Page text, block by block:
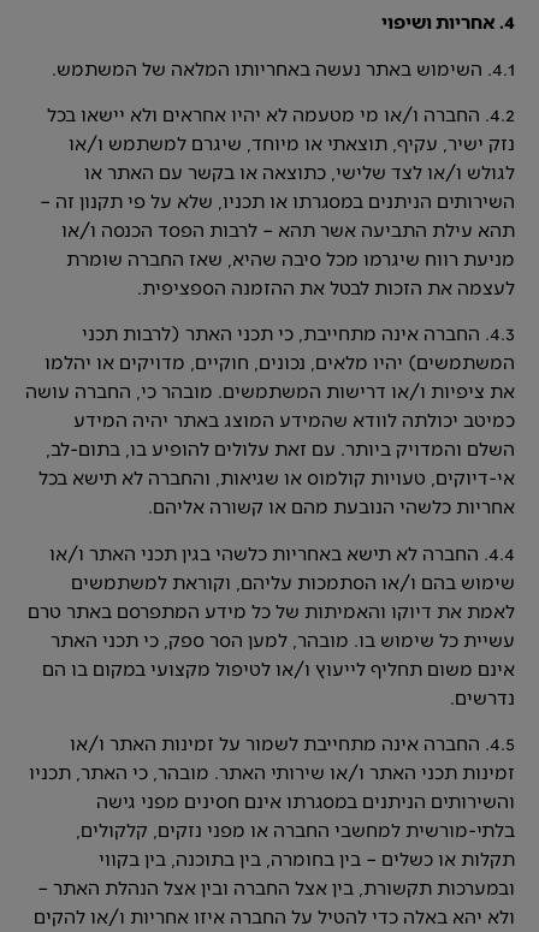
4. אחריות ושיפוי
4.1. השימוש באתר נעשה באחריותו המלאה של המשתמש.
4.2. החברה ו/או מי מטעמה לא יהיו אחראים ולא יישאו בכל
נזק ישיר, עקיף, תוצאתי או מיוחד, שיגרם למשתמש ו/או
לגולש ו/או לצד שלישי, כתוצאה או בקשר עם האתר או
השירותים הניתנים במסגרתו או תכניו, שלא על פי תקנון זה –
תהא עילת התביעה אשר תהא – לרבות הפסד הכנסה ו/או
מניעת רווח שיגרמו מכל סיבה שהיא, שאז החברה שומרת
לעצמה את הזכות לבטל את ההזמנה הספציפית.
4.3. החברה אינה מתחייבת, כי תכני האתר (לרבות תכני
המשתמשים) יהיו מלאים, נכונים, חוקיים, מדויקים או יהלמו
את ציפיות ו/או דרישות המשתמשים. מובהר כי, החברה עושה
כמיטב יכולתה לוודא שהמידע המוצג באתר יהיה המידע
השלם והמדויק ביותר. עם זאת עלולים להופיע בו, בתום-לב,
אי-דיוקים, טעויות קולמוס או שגיאות, והחברה לא תישא בכל
אחריות כלשהי הנובעת מהם או קשורה אליהם.
4.4. החברה לא תישא באחריות כלשהי בגין תכני האתר ו/או
שימוש בהם ו/או הסתמכות עליהם, וקוראת למשתמשים
לאמת את דיוקו והאמיתות של כל מידע המתפרסם באתר טרם
עשיית כל שימוש בו. מובהר, למען הסר ספק, כי תכני האתר
אינם משום תחליף לייעוץ ו/או לטיפול מקצועי במקום בו הם
נדרשים.
4.5. החברה אינה מתחייבת לשמור על זמינות האתר ו/או
זמינות תכני האתר ו/או שירותי האתר. מובהר, כי האתר, תכניו
והשירותים הניתנים במסגרתו אינם חסינים מפני גישה
בלתי-מורשית למחשבי החברה או מפני נזקים, קלקולים,
תקלות או כשלים – בין בחומרה, בין בתוכנה, בין בקווי
ובמערכות תקשורת, בין אצל החברה ובין אצל הנהלת האתר –
ולא יהא באלה כדי להטיל על החברה איזו אחריות ו/או להקים